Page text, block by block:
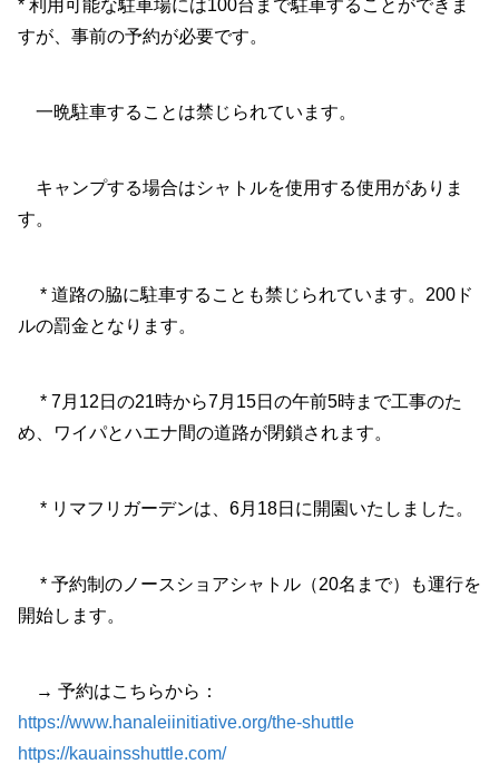
* 利用可能な駐車場には100台まで駐車することができま
すが、事前の予約が必要です。
一晩駐車することは禁じられています。
キャンプする場合はシャトルを使用する使用がありま
す。
* 道路の脇に駐車することも禁じられています。200ド
ルの罰金となります。
* 7月12日の21時から7月15日の午前5時まで工事のた
め、ワイパとハエナ間の道路が閉鎖されます。
* リマフリガーデンは、6月18日に開園いたしました。
* 予約制のノースショアシャトル（20名まで）も運行を
開始します。
→ 予約はこちらから：
https://www.hanaleiinitiative.org/the-shuttle
https://kauainsshuttle.com/